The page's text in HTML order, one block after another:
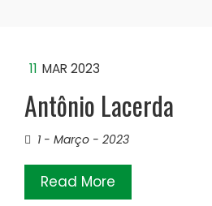
11 MAR 2023
Antônio Lacerda
1 - Março - 2023
Read More